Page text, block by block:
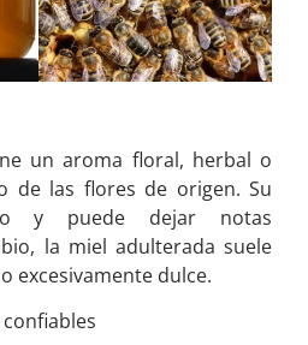
un aroma floral, herbal o
de las flores de origen. Su
y puede dejar notas
la miel adulterada suele
excesivamente dulce.